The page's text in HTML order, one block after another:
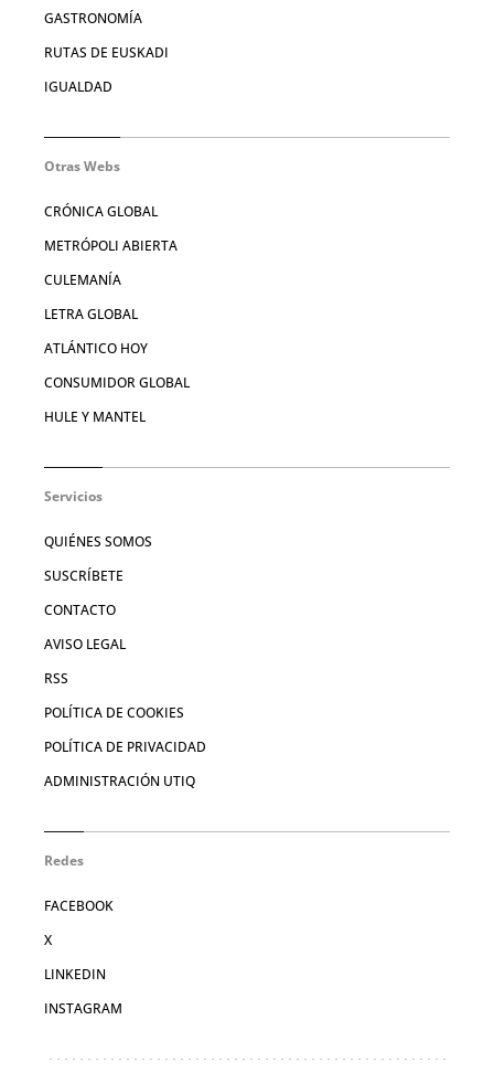
GASTRONOMÍA
RUTAS DE EUSKADI
IGUALDAD
Otras Webs
CRÓNICA GLOBAL
METRÓPOLI ABIERTA
CULEMANÍA
LETRA GLOBAL
ATLÁNTICO HOY
CONSUMIDOR GLOBAL
HULE Y MANTEL
Servicios
QUIÉNES SOMOS
SUSCRÍBETE
CONTACTO
AVISO LEGAL
RSS
POLÍTICA DE COOKIES
POLÍTICA DE PRIVACIDAD
ADMINISTRACIÓN UTIQ
Redes
FACEBOOK
X
LINKEDIN
INSTAGRAM